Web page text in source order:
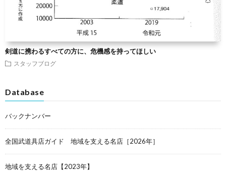
剣道に携わるすべての方に、危機感を持ってほしい
スタッフブログ
Database
バックナンバー
全国武道具店ガイド 地域を支える名店［2026年］
地域を支える名店【2023年】